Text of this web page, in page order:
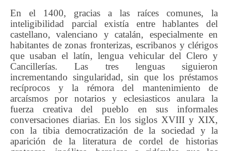
En el 1400, gracias a las raíces comunes, la
inteligibilidad parcial existía entre hablantes del
castellano, valenciano y catalán, especialmente en
habitantes de zonas fronterizas, escribanos y clérigos
que usaban el latín, lengua vehicular del Clero y
Cancillerías. Las tres lenguas siguieron
incrementando singularidad, sin que los préstamos
recíprocos y la rémora del mantenimiento de
arcaísmos por notarios y eclesiasticos anulara la
fuerza creativa del pueblo en sus informales
conversaciones diarias. En los siglos XVIII y XIX,
con la tibia democratización de la sociedad y la
aparición de la literatura de cordel de historias